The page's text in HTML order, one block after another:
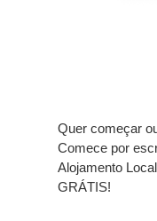
Quer começar
Comece por
Alojamento
GRÁTIS!